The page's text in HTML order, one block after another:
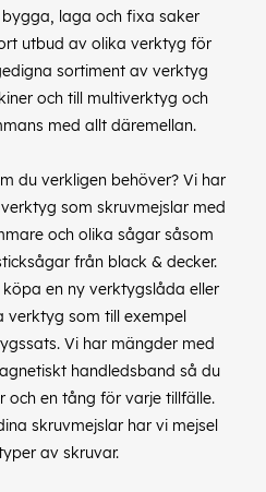
laga och fixa saker
utbud av olika verktyg för
sortiment av verktyg
och till multiverktyg och
med allt däremellan.
du verkligen behöver? Vi har
som skruvmejslar med
och olika sågar såsom
från black & decker.
en ny verktygslåda eller
verktyg som till exempel
Vi har mängder med
handledsband så du
och en tång för varje tillfälle.
skruvmejslar har vi mejsel
av skruvar.